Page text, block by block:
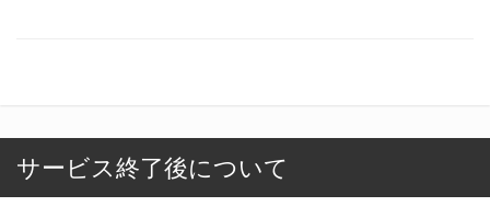
サービス終了後について